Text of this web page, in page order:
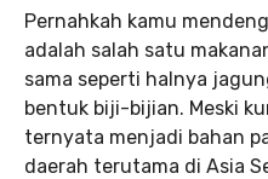
Pernahkah kamu
adalah salah satu
sama seperti halnya
bentuk biji-bijian. Meski
ternyata menjadi bahan
daerah terutama di Asia